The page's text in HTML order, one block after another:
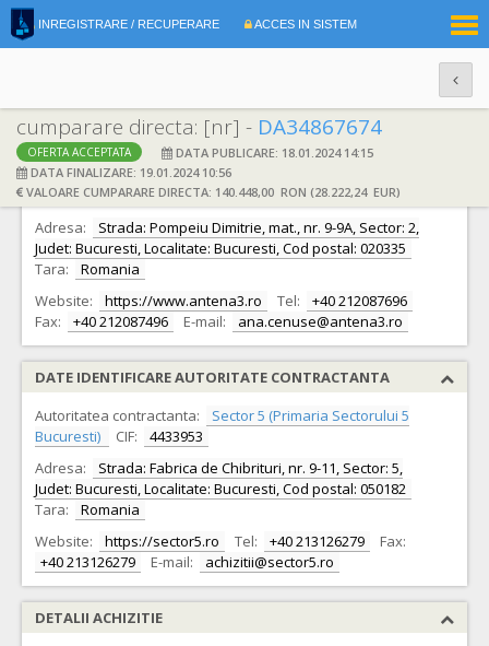
INREGISTRARE / RECUPERARE ACCES IN SISTEM
cumparare directa: [nr] - DA34867674
OFERTA ACCEPTATA
DATA PUBLICARE: 18.01.2024 14:15
DATA FINALIZARE: 19.01.2024 10:56
VALOARE CUMPARARE DIRECTA: 140.448,00 RON (28.222,24 EUR)
DATE IDENTIFICARE OFERTANT
Ofertant: S.C. ANTENA 3 S.A. CIF:
15971591
Adresa:
Strada: Pompeiu Dimitrie, mat., nr. 9-9A, Sector: 2,
Judet: Bucuresti, Localitate: Bucuresti, Cod postal: 020335
Tara:
Romania
Website:
https://www.antena3.ro Tel:
+40 212087696
Fax:
+40 212087496 E-mail: ana.cenuse@antena3.ro
DATE IDENTIFICARE AUTORITATE CONTRACTANTA
Autoritatea contractanta:
Sector 5 (Primaria Sectorului 5
Bucuresti)
CIF:
4433953
Adresa:
Strada: Fabrica de Chibrituri, nr. 9-11, Sector: 5,
Judet: Bucuresti, Localitate: Bucuresti, Cod postal: 050182
Tara:
Romania
Website:
https://sector5.ro Tel: +40 213126279
Fax:
+40 213126279
E-mail: achizitii@sector5.ro
DETALII ACHIZITIE